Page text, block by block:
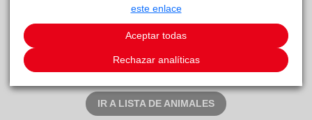
Este animal aún no ha recibido solicitudes de
adopción
SOLICITAR ADOPCIÓN
IR A LISTA DE ANIMALES
este enlace
Aceptar todas
Rechazar analíticas